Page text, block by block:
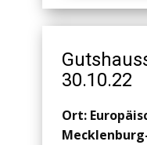
30.10.22
Ort: